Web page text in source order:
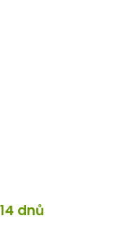
dnů